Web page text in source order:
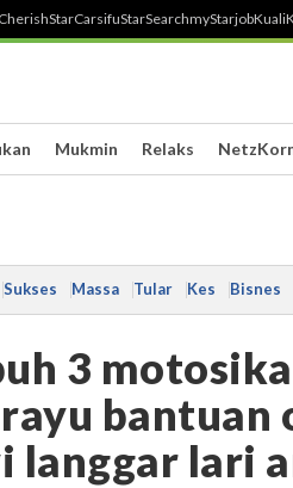
StarCarsifuStarSearchmyStarjobKuali
Mukmin Relaks
Sukses Massa Tular Kes Bisnes
3
bantuan
langgar lari